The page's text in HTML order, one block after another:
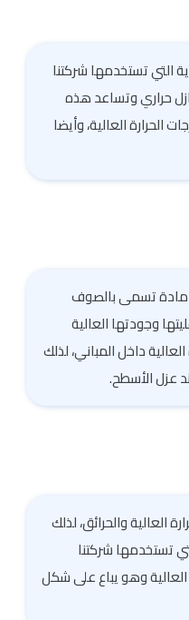
التي تستخدمها شركتنا
حراري وتساعد هذه
العالية، وأيضا
مادة تسمى بالصوف
وجودتها العالية
داخل المباني، لذلك
عزل الأسطح.
العالية والحرائق، لذلك
تستخدمها شركتنا
وهو يباع على شكل